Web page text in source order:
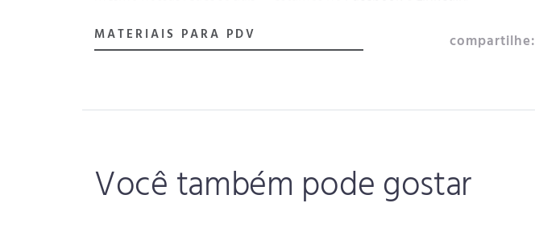
MATERIAIS PARA PDV compartilhe:
Você também pode gostar